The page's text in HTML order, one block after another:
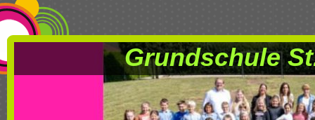
Grundschule